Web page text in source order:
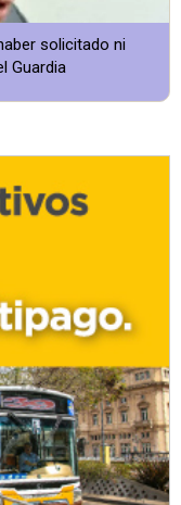
solicitado ni
Guardia